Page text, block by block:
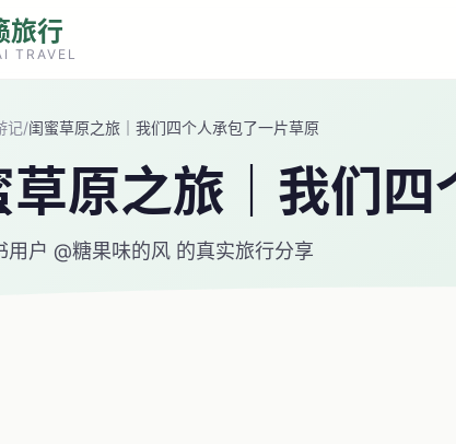
旅行
TRAVEL
记/闺蜜草原之旅｜我们四个人承包了一片草原
草原之旅｜我们
用户 @糖果味的风 的真实旅行分享